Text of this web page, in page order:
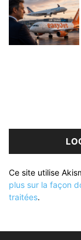
Ce site utilise
plus sur la façon
traitées.